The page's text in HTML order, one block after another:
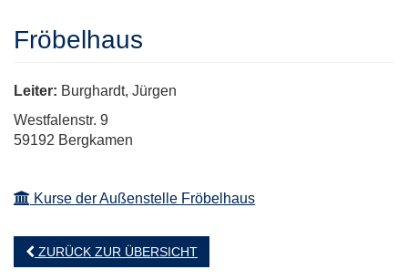
Fröbelhaus
Leiter: Burghardt, Jürgen
Westfalenstr. 9
59192 Bergkamen
Kurse der Außenstelle Fröbelhaus
ZURÜCK ZUR ÜBERSICHT